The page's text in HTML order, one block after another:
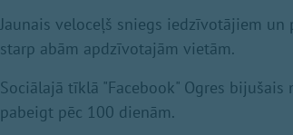
Jaunais veloceļš sniegs iedzīvotājiem
starp abām apdzīvotajām vietām.
Sociālajā tīklā "Facebook" Ogres
pabeigt pēc 100 dienām.